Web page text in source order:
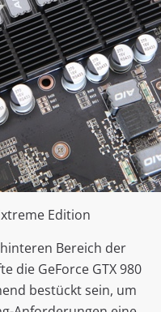
Edition
Bereich der
die GeForce GTX 980
bestückt sein, um